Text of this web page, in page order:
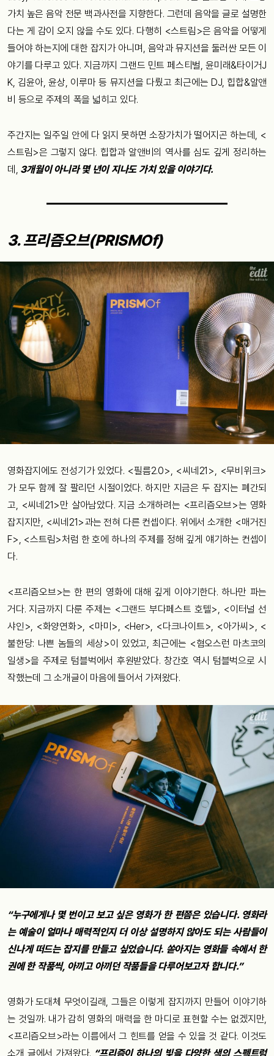
가치 높은 음악 전문 백과사전을 지향한다. 그런데 음악을 글로 설명한
다는 게 감이 오지 않을 수도 있다. 다행히 <스트림 >은 음악을 어떻게
들어야 하는지에 대한 잡지가 아니며 음악과 뮤지션을 둘러싼 모든 이
야기를 다루고 있다.지금까지 그랜드 민트 페스티벌 ,윤미래&타이거J
K, 김윤아,윤상 이루마 등 뮤지션을 다뤘고 최근에는 DJ, 힙합&알앤
비 등으로 주제의 폭을 넓히고 있다.
주간지는 일주일 안에 다 읽지 못하면 소장가치가 떨어지곤 하는데 , <
스트림>은 그렇지 않다. 힙합과 알앤비의 역사를 심도 깊게 정리하는
데 3개월이 아니라 몇 년이 지나도 가치 있을 이야기다.
3.프리즘오브(PRISMOf)
영화잡지에도 전성기가 있었다. <필름2.0>, <씨네 21>, <무비위크>
가모두함께 잘 팔리던 시절이 었다.하지만 지금은 두 잡지는 폐간되
고, <씨네 21>만 살아남았다.지금 소개하려는 <프리즘오브>는 영화
잡지지만, <씨네 21>과는 전혀 다른 컨셉이 다. 위에서 소개한 <매거진
F>, <스트림>처럼 한 호에 하나의 주제를 정해 깊게 얘기하는 컨셉이
다.
<프리즘오브>는 한 편의 영화에 대해 깊게 이야기한다. 하나만 파는
거다.지금까지 다룬 주제는 <그랜드 부다페스트 호텔>, <이터널 선
샤인 >, <화양연화>, <마미 >, <Her>, <다크나이트>, <아가씨 >, <
불한당: 나쁜 놈들의 세상>이 있었고,최근에는 <혐오스런 마츠코의
일생 >을 주제로 텀블벅에서 후원받았다. 창간호 역시 텀블벅으로 시
작했는데 그 소개글이 마음에 들어서 가져왔다.
“누구에게나 몇 번이고 보고 싶은 영화가 한 편쯤은 있습니다. 영화라
는 예술이 얼마나 매력적인지 더 이상 설명하지 않아도 되는 사람들이
신나게 떠드는 잡지를 만들고 싶었습니다. 쏟아지는 영화들 속에서 한
권에 한 작품씩, 아끼고 아끼던 작품들을 다루어보고자 합니다.”
영화가 도대체 무엇이길래, 그들은 이렇게 잡지까지 만들어 이야기하
는 것일까. 내가감히 영화의 매력을 한 마디로 표현할 수는 없겠지만,
<프리즘오브>라는 이름에서 그 힌트를 얻을 수 있을 것 같다. 이것도
소개 글에서 가져왔다. “프리즘이 하나의 빛을 다양한 색의 스펙트럼